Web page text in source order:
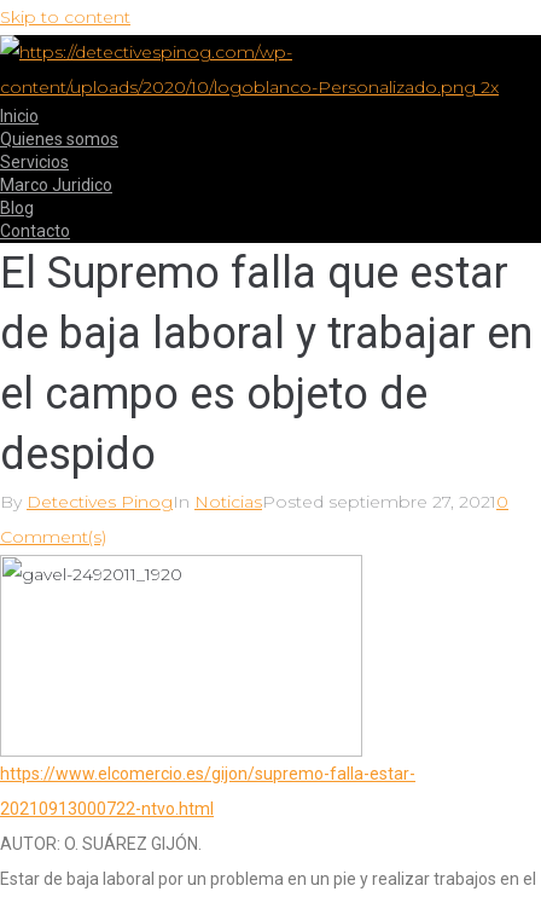
Skip to content
Inicio
Quienes somos
Servicios
Marco Juridico
Blog
Contacto
El Supremo falla que estar
de baja laboral y trabajar en
el campo es objeto de
despido
By Detectives PinogIn NoticiasPosted septiembre 27, 20210
Comment(s)
https://www.elcomercio.es/gijon/supremo-falla-estar-
20210913000722-ntvo.html
AUTOR: O. SUÁREZ GIJÓN.
Estar de baja laboral por un problema en un pie y realizar trabajos en el